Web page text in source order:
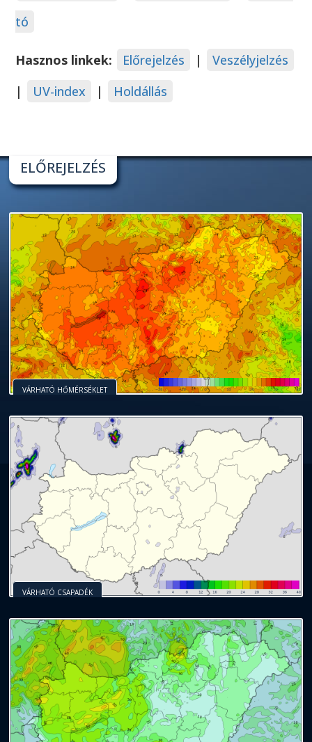
tó
Hasznos linkek: Előrejelzés |
Veszélyjelzés
|
UV-index | Holdállás
ELŐREJELZÉS
VÁRHATÓ HŐMÉRSÉKLET
VÁRHATÓ CSAPADÉK